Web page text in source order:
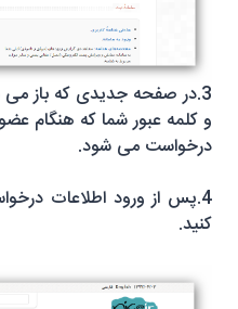
3.در صفحه جدیدی که باز می شود شناسه یا
و کلمه عبور شما که هنگام
درخواست می شود.
4.پس از ورود اطلاعات
کنید.